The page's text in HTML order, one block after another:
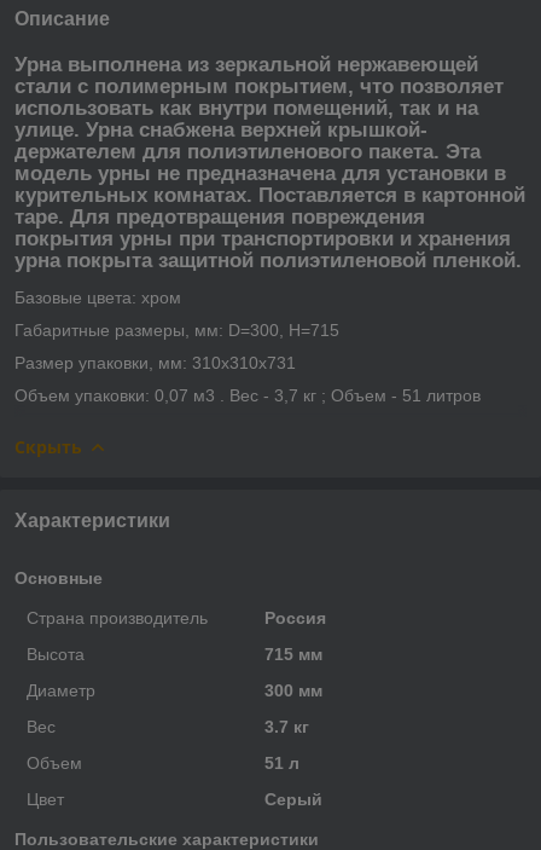
Описание
Урна выполнена из зеркальной нержавеющей
стали с полимерным покрытием, что позволяет
использовать как внутри помещений, так и на
улице. Урна снабжена верхней крышкой-
держателем для полиэтиленового пакета. Эта
модель урны не предназначена для установки в
курительных комнатах. Поставляется в картонной
таре. Для предотвращения повреждения
покрытия урны при транспортировки и хранения
урна покрыта защитной полиэтиленовой пленкой.
Базовые цвета: хром
Габаритные размеры, мм: D=300, Н=715
Размер упаковки, мм: 310х310х731
Объем упаковки: 0,07 м3 . Вес - 3,7 кг ; Объем - 51 литров
Скрыть
Характеристики
Основные
Страна производитель
Россия
Высота
715 мм
Диаметр
300 мм
Вес
3.7 кг
Объем
51 л
Цвет
Серый
Пользовательские характеристики